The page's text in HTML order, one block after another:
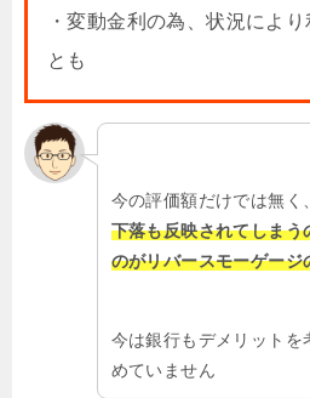
・変動金利の為、状況によ
とも
今の評価額だけでは無く
下落も反映されてしま
のがリバースモーゲージ
今は銀行もデメリット
めていません